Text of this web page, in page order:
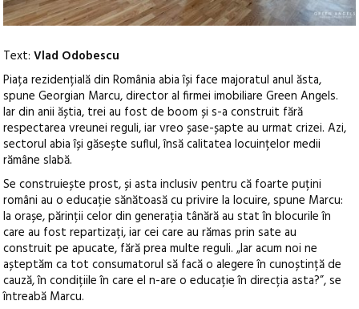
Text:Vlad Odobescu
Piața rezidențială din România abia își face majoratul anul ăsta,
spune Georgian Marcu, director al firmei imobiliare Green Angels.
Iar din anii ăștia, trei au fost de boom și s-a construit fără
respectarea vreunei reguli, iar vreo șase-șapte au urmat crizei. Azi,
sectorul abia își găsește suflul, însă calitatea locuințelor medii
rămâne slabă.
Se construiește prost, și asta inclusiv pentru că foarte puțini
români au o educație sănătoasă cu privire la locuire, spune Marcu:
la orașe, părinții celor din generația tânără au stat în blocurile în
care au fost repartizați, iar cei care au rămas prin sate au
construit pe apucate, fără prea multe reguli. „Iar acum noi ne
așteptăm ca tot consumatorul să facă o alegere în cunoștință de
cauză, în condițiile în care el n-are o educație în direcția asta?”, se
întreabă Marcu.